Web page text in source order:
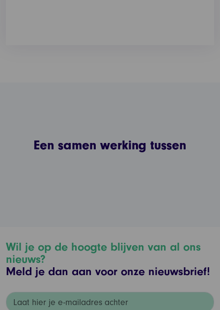
Een samen werking tussen
Wil je op de hoogte blijven van al ons
nieuws?
Meld je dan aan voor onze nieuwsbrief!